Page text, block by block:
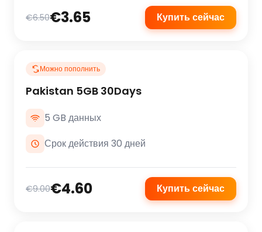
€6.50€3.65 Купить сейчас
Можно пополнить
Pakistan 5GB 30Days
5 GB данных
Срок действия 30 дней
€9.00€4.60 Купить сейчас